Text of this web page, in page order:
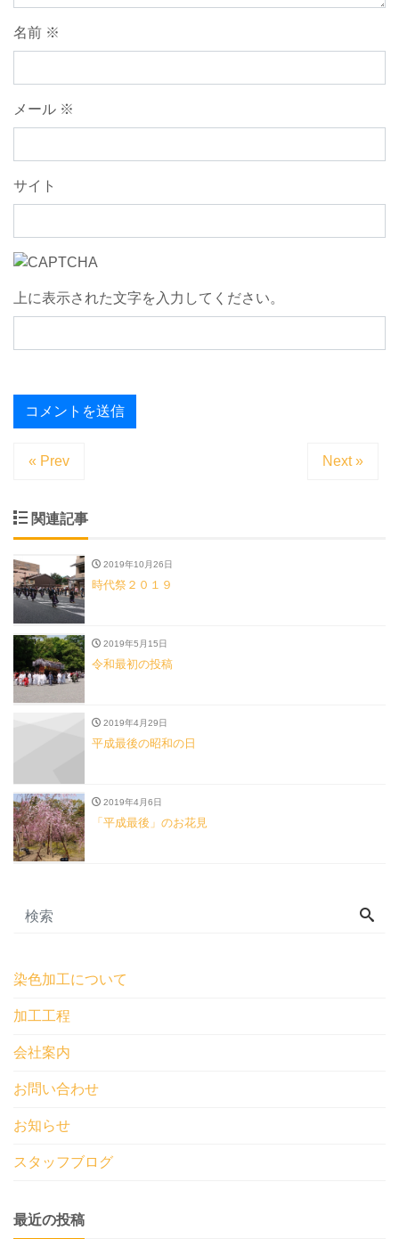
名前 ※
メール ※
サイト
上に表示された文字を入力してください。
« Prev Next »
関連記事
2019年10月26日
時代祭２０１９
2019年5月15日
令和最初の投稿
2019年4月29日
平成最後の昭和の日
2019年4月6日
「平成最後」のお花見
染色加工について
加工工程
会社案内
お問い合わせ
お知らせ
スタッフブログ
最近の投稿